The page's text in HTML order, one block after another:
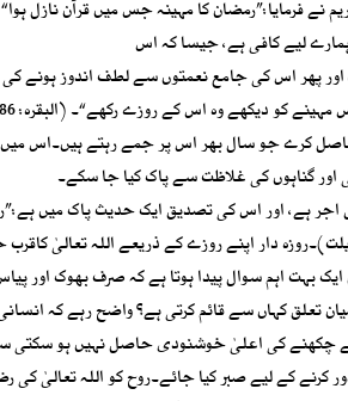
لیے کافی ہے، جیسا کہ اس
اور پھر اس کی جامع نعمتوں سے لطف اندوز ہونے
حاصل کرے جو سال بھر اس پر جمے رہتے ہیں۔اس
اور گناہوں کی غلاظت سے پاک کیا جا سکے۔
اجر ہے، اور اس کی تصدیق ایک حدیث پاک میں
دار اپنے روزے کے ذریعے اللہ تعالیٰ
بہت اہم سوال پیدا ہوتا ہے کہ صرف بھوک اور
تعلق کہاں سے قائم کرتی ہے؟ واضح رہے کہ
چکھنے کی اعلیٰ خوشنودی حاصل نہیں ہو
کے لیے صبر کیا جائے۔روح کو اللہ تعالیٰ کی